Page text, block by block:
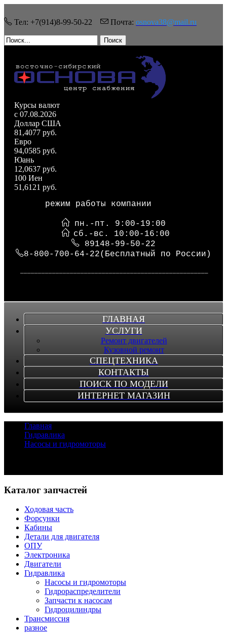
Тел: +7(914)8-99-50-22 Почта: osnova38@mail.ru
Поиск
Курсы валют
c 07.08.2026
Доллар США
81,4077 руб.
Евро
94,0585 руб.
Юань
12,0637 руб.
100 Иен
51,6121 руб.
режим работы компании
пн.-пт. 9:00-19:00
сб.-вс. 10:00-16:00
89148-99-50-22
8-800-700-64-22(Бесплатный по России)
ГЛАВНАЯ
УСЛУГИ
Ремонт двигателей
Кузовной ремонт
СПЕЦТЕХНИКА
КОНТАКТЫ
ПОИСК ПО МОДЕЛИ
ИНТЕРНЕТ МАГАЗИН
Главная
Гидравлика
Насосы и гидромоторы
Каталог запчастей
Ходовая часть
Форсунки
Кабины
Детали для двигателя
ОПУ
Электроника
Двигатели
Гидравлика
Насосы и гидромоторы
Гидрораспределители
Запчасти к насосам
Гидроцилиндры
Трансмиссия
разное